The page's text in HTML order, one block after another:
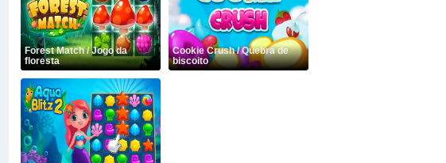
Forest Match / Jogo da
floresta
Cookie Crush / Quebra de
biscoito